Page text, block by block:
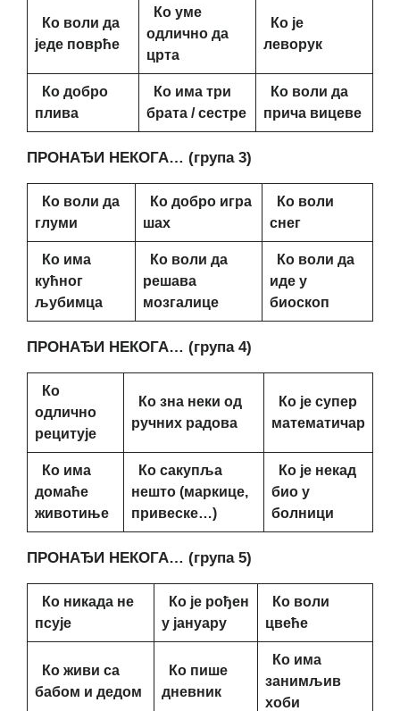
Ко воли да
једе поврће
Ко уме
одлично да
црта
Ко је
леворук
Ко добро
плива
Ко има три
брата / сестре
Ко воли да
прича вицеве
ПРОНАЂИ НЕКОГА… (група 3)
Ко воли да
глуми
Ко добро игра
шах
Ко воли
снег
Ко има
кућног
љубимца
Ко воли да
решава
мозгалице
Ко воли да
иде у
биоскоп
ПРОНАЂИ НЕКОГА… (група 4)
Ко
одлично
рецитује
Ко зна неки од
ручних радова
Ко је супер
математичар
Ко има
домаће
животиње
Ко сакупља
нешто (маркице,
привеске…)
Ко је некад
био у
болници
ПРОНАЂИ НЕКОГА… (група 5)
Ко никада не
псује
Ко је рођен
у јануару
Ко воли
цвеће
Ко живи са
бабом и дедом
Ко пише
дневник
Ко има
занимљив
хоби